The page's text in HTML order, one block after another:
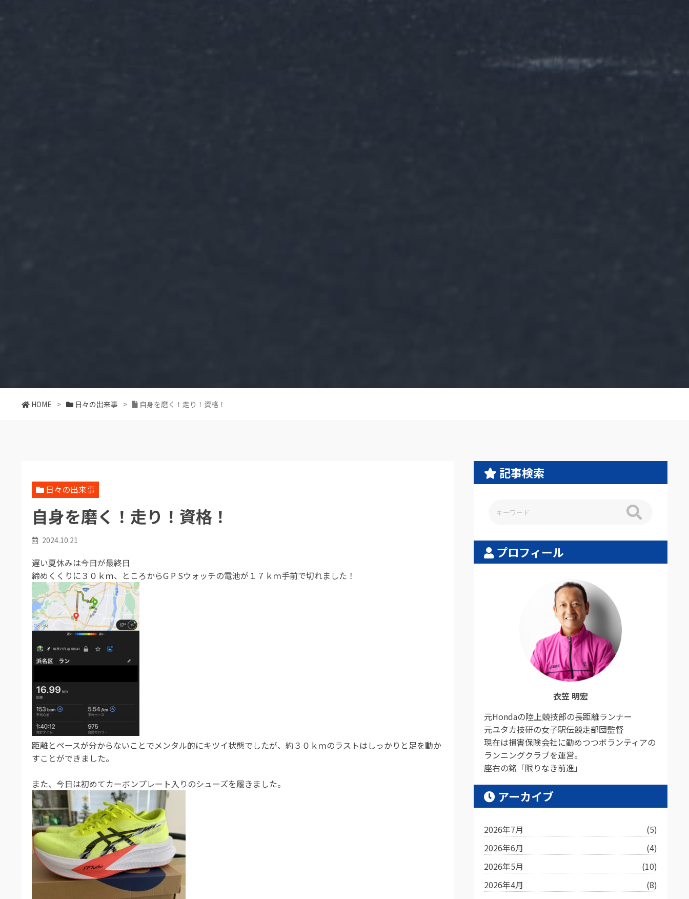
HOME > 日々の出来事 > 自身を磨く！走り！資格！
日々の出来事
自身を磨く！走り！資格！
2024.10.21
遅い夏休みは今日が最終日
締めくくりに３０ｋｍ、ところからG P Sウォッチの電池が１７ｋｍ手前で切れました！
距離とペースが分からないことでメンタル的にキツイ状態でしたが、約３０ｋｍのラストはしっかりと足を動か
すことができました。
また、今日は初めてカーボンプレート入りのシューズを履きました。
記事検索
プロフィール
衣笠 明宏
元Hondaの陸上競技部の長距離ランナー
元ユタカ技研の女子駅伝競走部団監督
現在は損害保険会社に勤めつつボランティアの
ランニングクラブを運営。
座右の銘「限りなき前進」
アーカイブ
2026年7月
(5)
2026年6月
(4)
2026年5月
(10)
2026年4月
(8)